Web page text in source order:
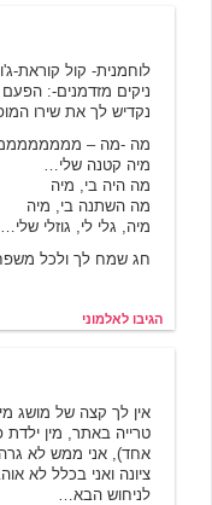
לוחמנית- קול קוראת-
ניקים מזדמנים-:
נקדיש לך את שירו
מה -מה –
מיה קטנה שלי…
מה היה בי, מיה
מה השתנה בי, מיה
מיה, גלי לי, גוזלי שלי…
חג שמח לך ולכל
הגיבו לאלמוני
אין לך קצה של מושג
טרייה באתר, מין ילדת
אחד), אני ממש לא
ציונה ואני בכלל לא
לניחוש הבא…